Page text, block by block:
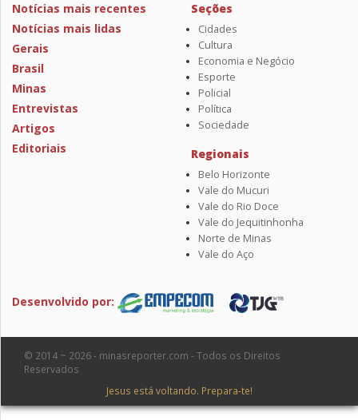
Notícias mais recentes
Notícias mais lidas
Gerais
Brasil
Minas
Entrevistas
Artigos
Editoriais
Seções
Cidades
Cultura
Economia e Negócio
Esporte
Policial
Política
Sociedade
Regionais
Belo Horizonte
Vale do Mucuri
Vale do Rio Doce
Vale do Jequitinhonha
Norte de Minas
Vale do Aço
Desenvolvido por:
© 2014 ~ 2026 - minasreporter.com - Todos os Direitos
Reservados
Jesus está voltando. Prepara-te!